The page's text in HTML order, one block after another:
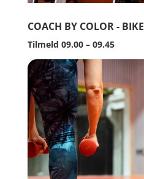
COACH BY COLOR - BIKE
Tilmeld 09.00 – 09.45